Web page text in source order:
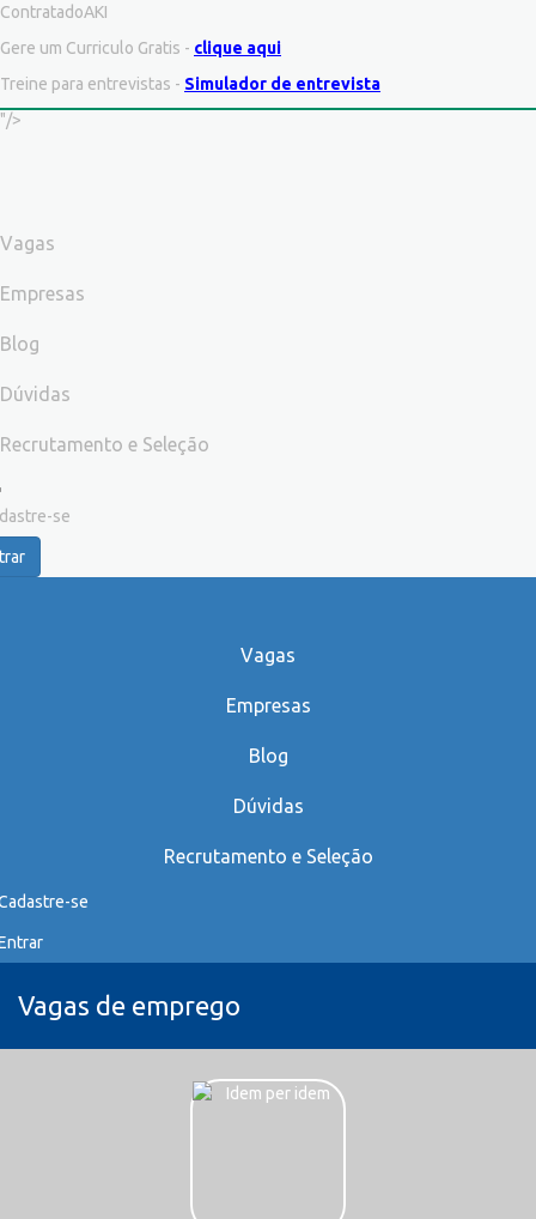
ContratadoAKI
Gere um Curriculo Gratis - clique aqui
Treine para entrevistas - Simulador de entrevista
"/>
Vagas
Empresas
Blog
Dúvidas
Recrutamento e Seleção
se
Vagas
Empresas
Blog
Dúvidas
Recrutamento e Seleção
se
Vagas de emprego